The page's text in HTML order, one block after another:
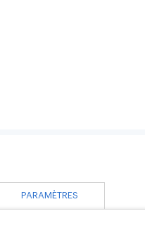
PARAMÈTRES